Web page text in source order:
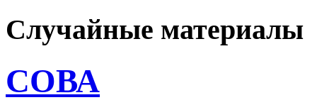
Случайные материалы
СОВА